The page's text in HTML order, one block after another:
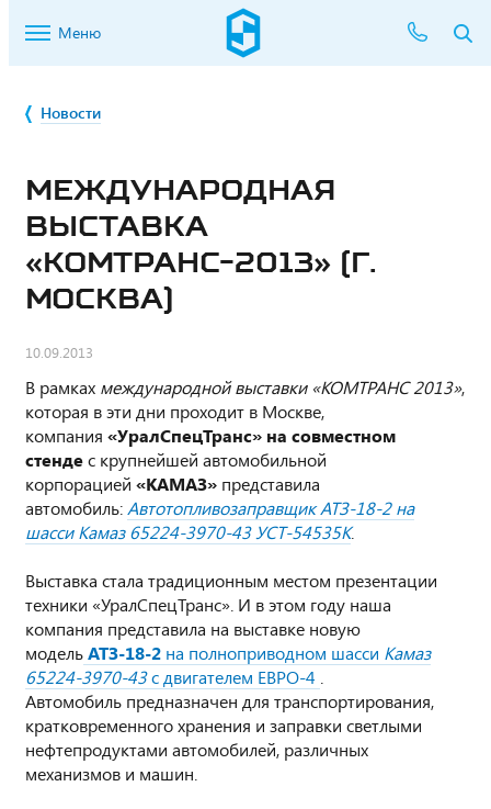
Меню
Новости
МЕЖДУНАРОДНАЯ
ВЫСТАВКА
«КОМТРАНС-2013» (Г.
МОСКВА)
10.09.2013
В рамках международной выставки «КОМТРАНС 2013»,
которая в эти дни проходит в Москве,
компания «УралСпецТранс» на совместном
стендес крупнейшей автомобильной
корпорацией «КАМАЗ» представила
автомобиль: Автотопливозаправщик АТЗ-18-2 на
шасси Камаз 65224-3970-43 УСТ-54535К.
Выставка стала традиционным местом презентации
техники «УралСпецТранс». И в этом году наша
компания представила на выставке новую
модельАТЗ-18-2 на полноприводном шасси Камаз
65224-3970-43с двигателем ЕВРО-4
Автомобиль предназначен для транспортирования,
кратковременного хранения и заправки светлыми
нефтепродуктами автомобилей, различных
механизмов и машин.